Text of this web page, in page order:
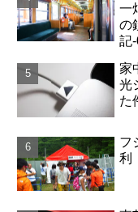
一
の
記
家
光
た
フ
利